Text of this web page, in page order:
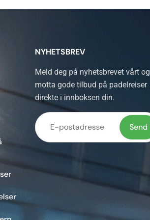
NYHETSBREV
Meld deg på nyhetsbrevet vårt og
motta gode tilbud på padelreiser
direkte i innboksen din.
feltet stå